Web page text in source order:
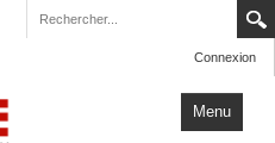
Connexion
Menu